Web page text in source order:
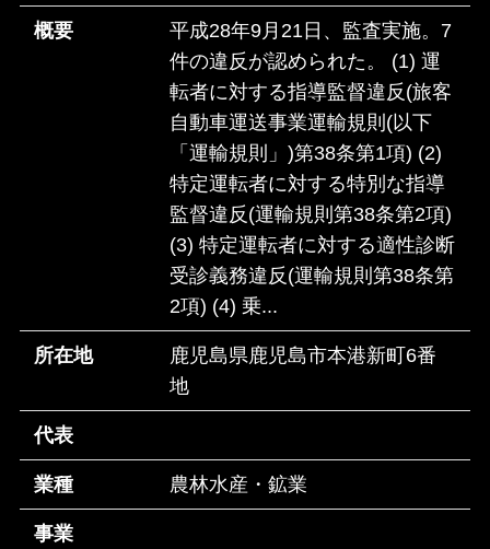
概要
平成28年9月21日、監査実施。7
件の違反が認められた。 (1) 運
転者に対する指導監督違反(旅客
自動車運送事業運輸規則(以下
「運輸規則」)第38条第1項) (2)
特定運転者に対する特別な指導
監督違反(運輸規則第38条第2項)
(3) 特定運転者に対する適性診断
受診義務違反(運輸規則第38条第
2項) (4) 乗...
所在地
鹿児島県鹿児島市本港新町6番
地
代表
業種 農林水産・鉱業
事業